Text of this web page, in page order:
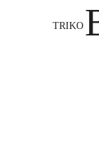
TRIKO